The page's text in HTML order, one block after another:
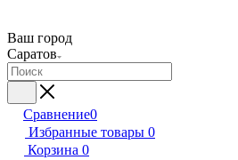
Ваш город
Саратов
Сравнение0
Избранные товары 0
Корзина 0